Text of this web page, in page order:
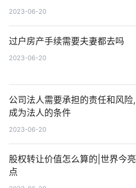
2023-06-20
过户房产手续需要夫妻都去吗
2023-06-20
公司法人需要承担的责任和风险,
成为法人的条件
2023-06-20
股权转让价值怎么算的|世界今亮
点